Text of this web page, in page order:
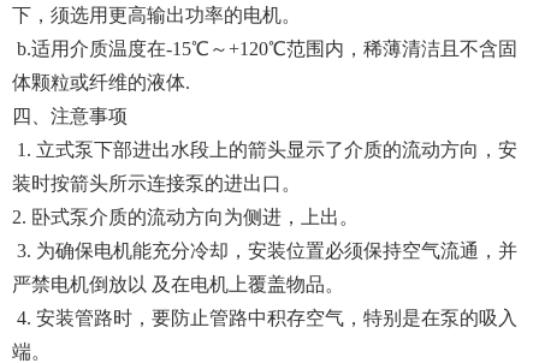
下，须选用更高输出功率的电机。
b.适用介质温度在-15℃～+120℃范围内，稀薄清洁且不含固
体颗粒或纤维的液体.
四、注意事项
1. 立式泵下部进出水段上的箭头显示了介质的流动方向，安
装时按箭头所示连接泵的进出口。
2. 卧式泵介质的流动方向为侧进，上出。
3. 为确保电机能充分冷却，安装位置必须保持空气流通，并
严禁电机倒放以 及在电机上覆盖物品。
4. 安装管路时，要防止管路中积存空气，特别是在泵的吸入
端。